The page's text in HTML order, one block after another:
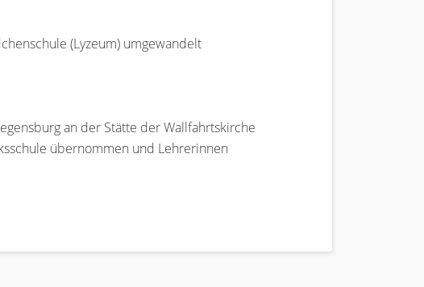
(Lyzeum) umgewandelt
an der Stätte der Wallfahrtskirche
übernommen und Lehrerinnen